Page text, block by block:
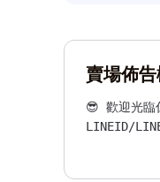
賣場佈告
😎 歡迎光臨